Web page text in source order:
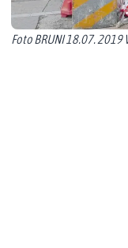
Foto BRUNI 18.07.